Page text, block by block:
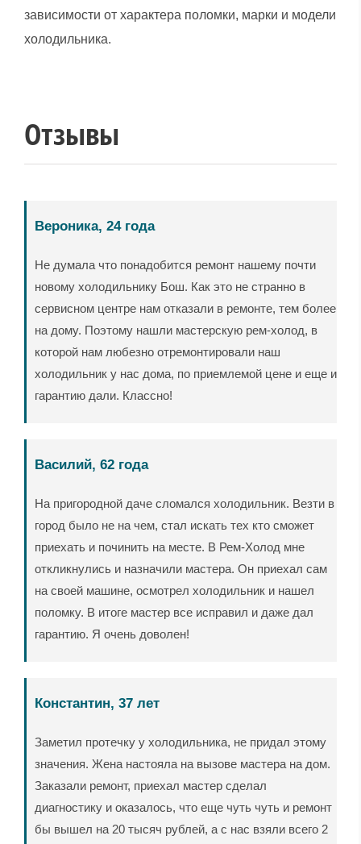
зависимости от характера поломки, марки и модели
холодильника.
Отзывы
Вероника, 24 года
Не думала что понадобится ремонт нашему почти
новому холодильнику Бош. Как это не странно в
сервисном центре нам отказали в ремонте, тем более
на дому. Поэтому нашли мастерскую рем-холод, в
которой нам любезно отремонтировали наш
холодильник у нас дома, по приемлемой цене и еще и
гарантию дали. Классно!
Василий, 62 года
На пригородной даче сломался холодильник. Везти в
город было не на чем, стал искать тех кто сможет
приехать и починить на месте. В Рем-Холод мне
откликнулись и назначили мастера. Он приехал сам
на своей машине, осмотрел холодильник и нашел
поломку. В итоге мастер все исправил и даже дал
гарантию. Я очень доволен!
Константин, 37 лет
Заметил протечку у холодильника, не придал этому
значения. Жена настояла на вызове мастера на дом.
Заказали ремонт, приехал мастер сделал
диагностику и оказалось, что еще чуть чуть и ремонт
бы вышел на 20 тысяч рублей, а с нас взяли всего 2